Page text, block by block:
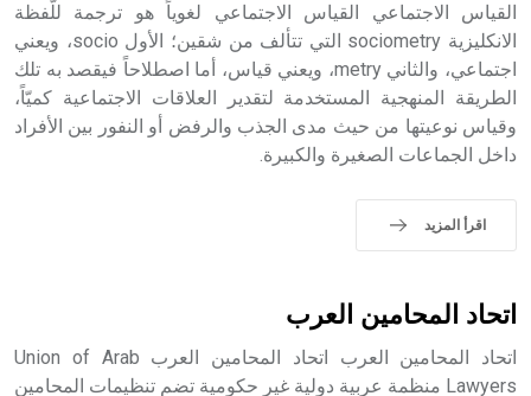
- هل تعلم أن أبجر Abgar اسم معروف جيداً يعود إلى عدد من
الملوك الذين حكموا مدينة إديسا (الرها) من أبجر الأول وحتى
التاسع، وهم ينتسبون إلى أسرة أوسروين
حيث تقتصر القيمة الصوتية للعلامة الك
القياس الاجتماعي القياس الاجتماعي لغوياً هو ترجمة للّفظة
الانكليزية sociometry التي تتألف من شقين؛ الأول socio، ويعني
اجتماعي، والثاني metry، ويعني قياس، أما اصطلاحاً فيقصد به تلك
الطريقة المنهجية المستخدمة لتقدير العلاقات الاجتماعية كميّاً،
وقياس نوعيتها من حيث مدى الجذب والرفض أو النفور بين الأفراد
داخل الجماعات الصغيرة والكبيرة.
اقرأ المزيد
اتحاد المحامين العرب
اتحاد المحامين العرب اتحاد المحامين العرب Union of Arab
Lawyers منظمة عربية دولية غير حكومية تضم تنظيمات المحامين